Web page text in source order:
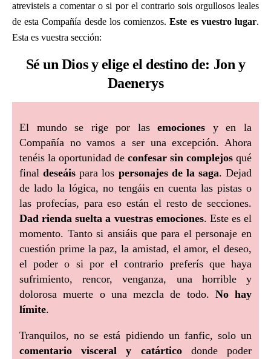
atrevisteis a comentar o si por el contrario sois orgullosos leales
de esta Compañía desde los comienzos.Este es vuestro lugar.
Esta es vuestra sección:
Sé un Dios y elige el destino de: Jon y
Daenerys
El mundo se rige por lasemociones y en la
Compañía no vamos a ser una excepción. Ahora
tenéis la oportunidad de confesar sin complejos qué
finaldeseáis para los personajes de la saga. Dejad
de lado la lógica, no tengáis en cuenta las pistas o
las profecías, para eso están el resto de secciones.
Dad rienda suelta a vuestras emociones. Este es el
momento. Tanto si ansiáis que para el personaje en
cuestión prime la paz, la amistad, el amor, el deseo,
el poder o si por el contrario preferís que haya
sufrimiento, rencor, venganza, una horrible y
dolorosa muerte o una mezcla de todo. No hay
límite.
Tranquilos, no se está pidiendo un fanfic, solo un
comentario visceral y catárticodonde poder